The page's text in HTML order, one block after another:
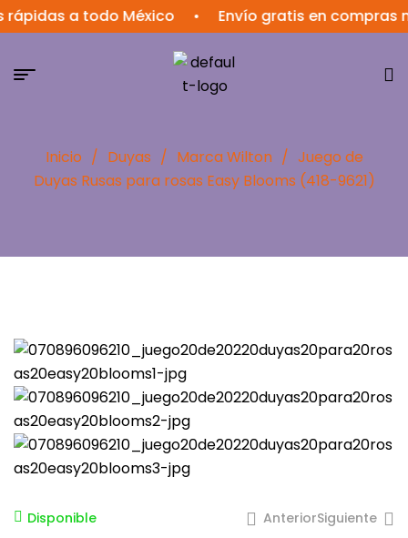
a todo México • Envío gratis en compras
Inicio / Duyas / Marca Wilton / Juego de
Duyas Rusas para rosas Easy Blooms (418-9621)
Disponible AnteriorSiguiente